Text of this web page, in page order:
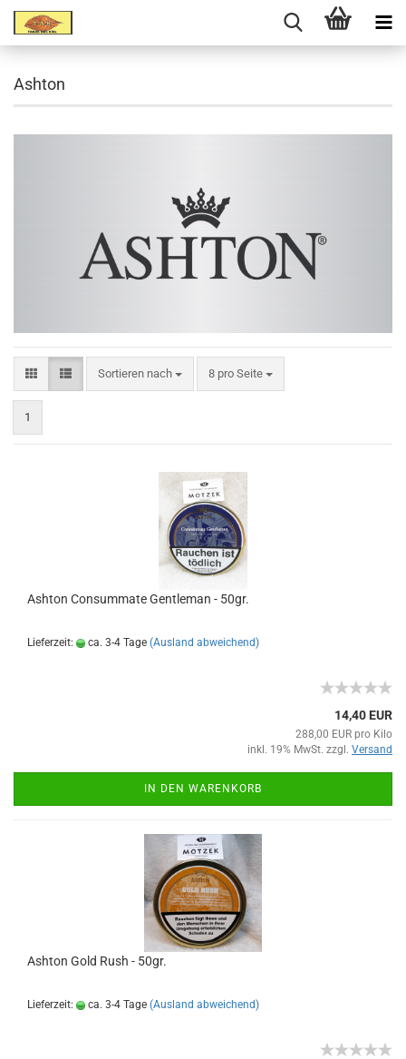
Ashton
Sortieren nach 8 pro Seite
1
Ashton Consummate Gentleman - 50gr.
Lieferzeit: ca. 3-4 Tage (Ausland abweichend)
14,40 EUR
288,00 EUR pro Kilo
inkl. 19% MwSt. zzgl. Versand
IN DEN WARENKORB
Ashton Gold Rush - 50gr.
Lieferzeit: ca. 3-4 Tage (Ausland abweichend)